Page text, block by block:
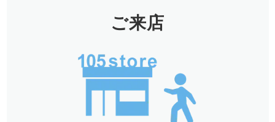
ご来店